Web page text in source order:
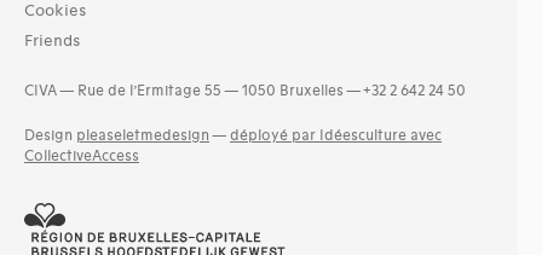
Cookies
Friends
CIVA — Rue de l’Ermitage 55 — 1050 Bruxelles — +32 2 642 24 50
Design pleaseletmedesign — déployé par Idéesculture avec
CollectiveAccess